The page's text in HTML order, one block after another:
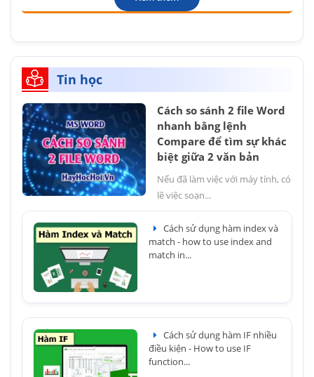
Tin học
Cách so sánh 2 file Word
nhanh bằng lệnh
Compare để tìm sự khác
biệt giữa 2 văn bản
Nếu đã làm việc với máy tính, có
lẽ việc soạn...
Cách sử dụng hàm index và
match - how to use index and
match in...
Cách sử dụng hàm IF nhiều
điều kiện - How to use IF
function...